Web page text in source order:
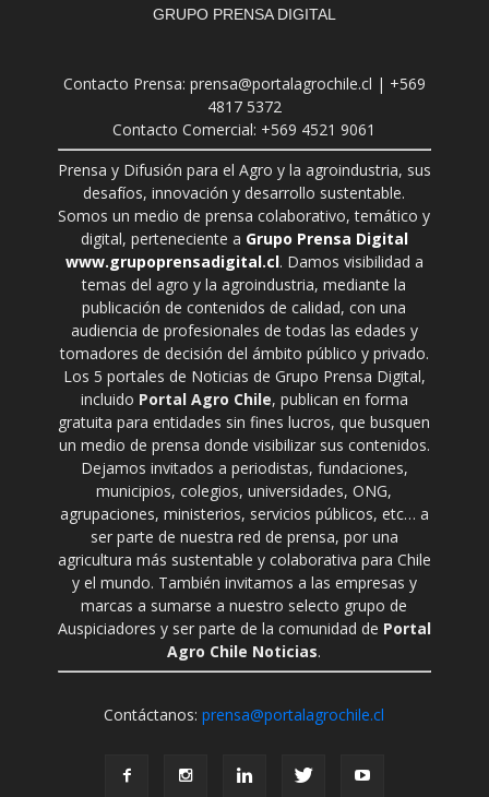
GRUPO PRENSA DIGITAL
Contacto Prensa: prensa@portalagrochile.cl | +569
4817 5372
Contacto Comercial: +569 4521 9061
Prensa y Difusión para el Agro y la agroindustria, sus
desafíos, innovación y desarrollo sustentable.
Somos un medio de prensa colaborativo, temático y
digital, perteneciente a Grupo Prensa Digital
www.grupoprensadigital.cl. Damos visibilidad a
temas del agro y la agroindustria, mediante la
publicación de contenidos de calidad, con una
audiencia de profesionales de todas las edades y
tomadores de decisión del ámbito público y privado.
Los 5 portales de Noticias de Grupo Prensa Digital,
incluido Portal Agro Chile, publican en forma
gratuita para entidades sin fines lucros, que busquen
un medio de prensa donde visibilizar sus contenidos.
Dejamos invitados a periodistas, fundaciones,
municipios, colegios, universidades, ONG,
agrupaciones, ministerios, servicios públicos, etc… a
ser parte de nuestra red de prensa, por una
agricultura más sustentable y colaborativa para Chile
y el mundo. También invitamos a las empresas y
marcas a sumarse a nuestro selecto grupo de
Auspiciadores y ser parte de la comunidad de Portal
Agro Chile Noticias.
Contáctanos:prensa@portalagrochile.cl